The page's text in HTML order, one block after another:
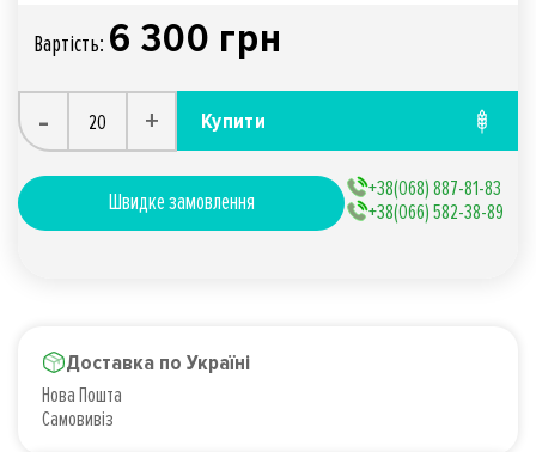
Вартiсть: 6 300 грн
- + Купити
Швидке замовлення
+38(068) 887-81-83
+38(066) 582-38-89
Доставка по Україні
Нова Пошта
Самовивіз